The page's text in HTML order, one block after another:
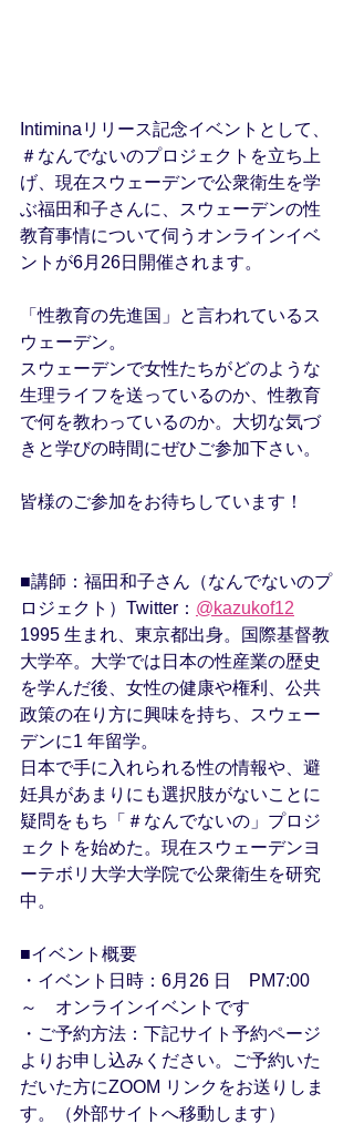
Intiminaリリース記念イベントとして、
＃なんでないのプロジェクトを立ち上
げ、現在スウェーデンで公衆衛生を学
ぶ福田和子さんに、スウェーデンの性
教育事情について伺うオンラインイベ
ントが6月26日開催されます。
「性教育の先進国」と言われているス
ウェーデン。
スウェーデンで女性たちがどのような
生理ライフを送っているのか、性教育
で何を教わっているのか。大切な気づ
きと学びの時間にぜひご参加下さい。
皆様のご参加をお待ちしています！
■講師：福田和子さん（なんでないのプ
ロジェクト）Twitter： @kazukof12
1995 生まれ、東京都出身。国際基督教
大学卒。大学では日本の性産業の歴史
を学んだ後、女性の健康や権利、公共
政策の在り方に興味を持ち、スウェー
デンに1 年留学。
日本で手に入れられる性の情報や、避
妊具があまりにも選択肢がないことに
疑問をもち「＃なんでないの」プロジ
ェクトを始めた。現在スウェーデンヨ
ーテボリ大学大学院で公衆衛生を研究
中。
■イベント概要
・イベント日時：6月26 日　PM7:00
～　オンラインイベントです
・ご予約方法：下記サイト予約ページ
よりお申し込みください。ご予約いた
だいた方にZOOM リンクをお送りしま
す。（外部サイトへ移動します）